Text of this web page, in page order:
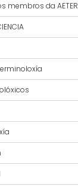
membros da AETER